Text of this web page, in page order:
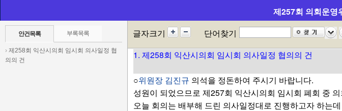
제257회 의회운영
안건목록
› 제258회 익산시의회 임시회 의사일정 협
의의 건
부록목록 글자크기 단어찾기
1. 제258회 익산시의회 임시회 의사일정 협의의 건
1. 제258회 익산시의회 임시회 의사일정 협의의 건
○위원장 김진규 의석을 정돈하여 주시기 바랍니다.
성원이 되었으므로 제257회 익산시의회 임시회 폐회 중
오늘 회의는 배부해 드린 의사일정대로 진행하고자 하는